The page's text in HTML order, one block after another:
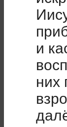
и
них